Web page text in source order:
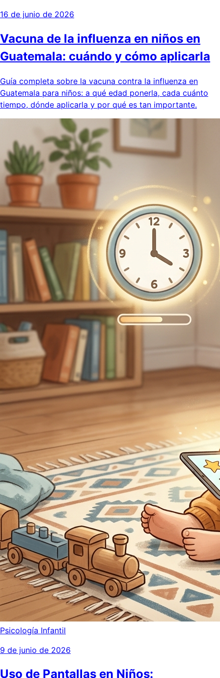
16 de junio de 2026
Vacuna de la influenza en niños en
Guatemala: cuándo y cómo aplicarla
Guía completa sobre la vacuna contra la influenza en
Guatemala para niños: a qué edad ponerla, cada cuánto
tiempo, dónde aplicarla y por qué es tan importante.
Psicología Infantil
9 de junio de 2026
Uso de Pantallas en Niños: